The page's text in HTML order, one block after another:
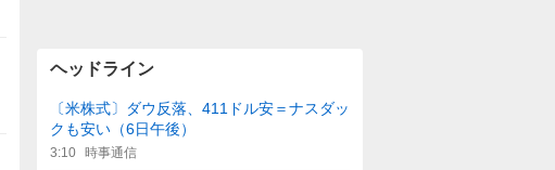
ヘッドライン
〔米株式〕ダウ反落、411ドル安＝ナスダッ
クも安い（6日午後）
3:10 時事通信